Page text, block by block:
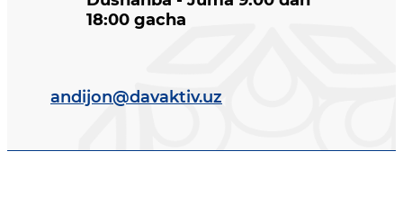
18:00 gacha
andijon@davaktiv.uz